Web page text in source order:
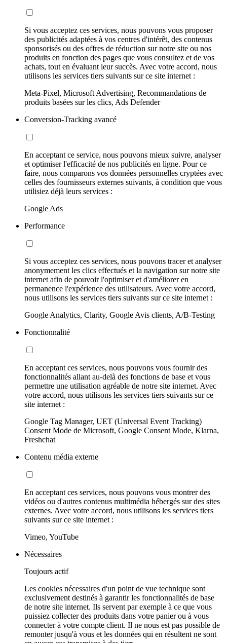
Si vous acceptez ces services, nous pouvons vous proposer
des publicités adaptées à vos centres d'intérêt, des contenus
sponsorisés ou des offres de réduction sur notre site ou nos
produits en fonction des pages que vous consultez et de vos
achats, tout en évaluant leur succès. Avec votre accord, nous
utilisons les services tiers suivants sur ce site internet :
Meta-Pixel, Microsoft Advertising, Recommandations de
produits basées sur les clics, Ads Defender
Conversion-Tracking avancé
En acceptant ce service, nous pouvons mieux suivre, analyser
et optimiser l'efficacité de nos publicités en ligne. Pour ce
faire, nous comparons vos données personnelles cryptées avec
celles des fournisseurs externes suivants, à condition que vous
utilisiez déjà leurs services :
Google Ads
Performance
Si vous acceptez ces services, nous pouvons tracer et analyser
anonymement les clics effectués et la navigation sur notre site
internet afin de pouvoir l'optimiser et d'améliorer en
permanence l'expérience des utilisateurs. Avec votre accord,
nous utilisons les services tiers suivants sur ce site internet :
Google Analytics, Clarity, Google Avis clients, A/B-Testing
Fonctionnalité
En acceptant ces services, nous pouvons vous fournir des
fonctionnalités allant au-delà des fonctions de base et vous
permettre une utilisation agréable de notre site internet. Avec
votre accord, nous utilisons les services tiers suivants sur ce
site internet :
Google Tag Manager, UET (Universal Event Tracking)
Consent Mode de Microsoft, Google Consent Mode, Klarna,
Freshchat
Contenu média externe
En acceptant ces services, nous pouvons vous montrer des
vidéos ou d'autres contenus multimédia hébergés sur des sites
externes. Avec votre accord, nous utilisons les services tiers
suivants sur ce site internet :
Vimeo, YouTube
Nécessaires
Toujours actif
Les cookies nécessaires d'un point de vue technique sont
exclusivement destinés à garantir les fonctionnalités de base
de notre site internet. Ils servent par exemple à ce que vous
puissiez collecter des produits dans votre panier ou à vous
connecter à votre compte client. Il ne nous est pas possible de
remonter jusqu'à vous et les données qui en résultent ne sont